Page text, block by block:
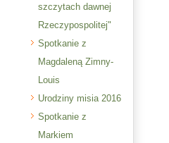
szczytach dawnej
Rzeczypospolitej"
Spotkanie z
Magdaleną Zimny-
Louis
Urodziny misia 2016
Spotkanie z
Markiem